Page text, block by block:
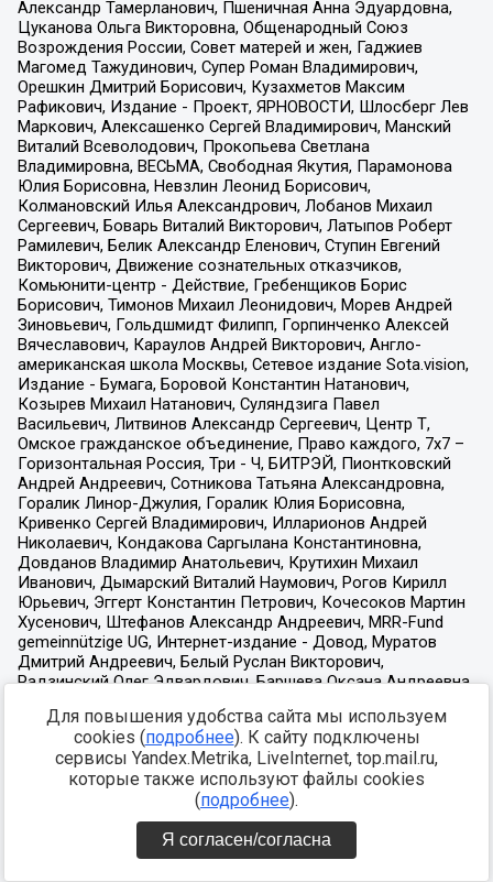
Для повышения удобства сайта мы используем
cookies (подробнее). К сайту подключены
сервисы Yandex.Metrika, LiveInternet, top.mail.ru,
которые также используют файлы cookies
(подробнее).
Я согласен/согласна